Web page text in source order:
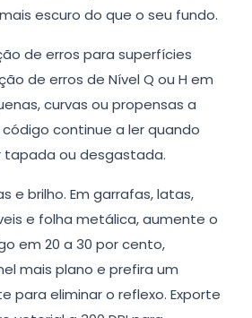
escuro do que o seu fundo.
de erros para superfícies
de erros de Nível Q ou H em
curvas ou propensas a
continue a ler quando
ou desgastada.
e brilho. Em garrafas, latas,
e folha metálica, aumente o
em 20 a 30 por cento,
mais plano e prefira um
para eliminar o reflexo. Exporte